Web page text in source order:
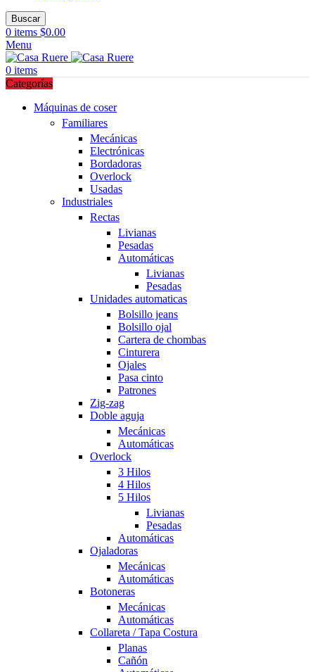
Buscar
0 items $0.00
Menu
0 items
Categorías
Máquinas de coser
Familiares
Mecánicas
Electrónicas
Bordadoras
Overlock
Usadas
Industriales
Rectas
Livianas
Pesadas
Automáticas
Livianas
Pesadas
Unidades automaticas
Bolsillo jeans
Bolsillo ojal
Cartera de chombas
Cinturera
Ojales
Pasa cinto
Patrones
Zig-zag
Doble aguja
Mecánicas
Automáticas
Overlock
3 Hilos
4 Hilos
5 Hilos
Livianas
Pesadas
Automáticas
Ojaladoras
Mecánicas
Automáticas
Botoneras
Mecánicas
Automáticas
Collareta / Tapa Costura
Planas
Cañón